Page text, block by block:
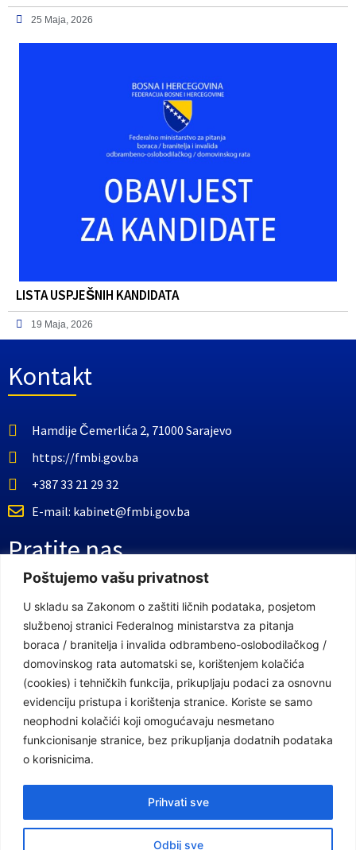
Poštujemo vašu privatnost
U skladu sa Zakonom o zaštiti ličnih podataka, posjetom
službenoj stranici Federalnog ministarstva za pitanja
boraca / branitelja i invalida odbrambeno-oslobodilačkog /
domovinskog rata automatski se, korištenjem kolačića
(cookies) i tehničkih funkcija, prikupljaju podaci za osnovnu
evidenciju pristupa i korištenja stranice. Koriste se samo
neophodni kolačići koji omogućavaju nesmetano
funkcionisanje stranice, bez prikupljanja dodatnih podataka
o korisnicima.
Odbij sve
Prihvati sve
25 Maja, 2026
LISTA USPJEŠNIH KANDIDATA
19 Maja, 2026
Kontakt
Hamdije Čemerlića 2, 71000 Sarajevo
https://fmbi.gov.ba
+387 33 21 29 32
E-mail: kabinet@fmbi.gov.ba
Pratite nas
Facebook Stranica
Youtube Kanal
Linkovi
Vlada Federacije Bosne i Hercegovine
Federalno ministarstvo finansija
Federalno ministarstvo rada i socijalne politike